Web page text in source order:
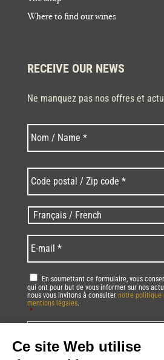
Where to find our wines
RECEIVE OUR NEWS
Ne manquez pas nos offres et
Nom *
postal
/
Zip
code
* *
Langues
/
Language *
mail *
RGPD *
En soumettant ce formulaire, vous
qui ont pour but de vous informer sur nos
nous vous invitons à consulter notre politique
mentions légales.
*